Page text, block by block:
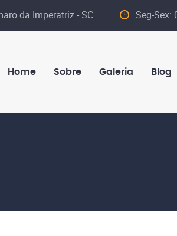
da Imperatriz - SC Seg-Sex:
Home Sobre Galeria Blog